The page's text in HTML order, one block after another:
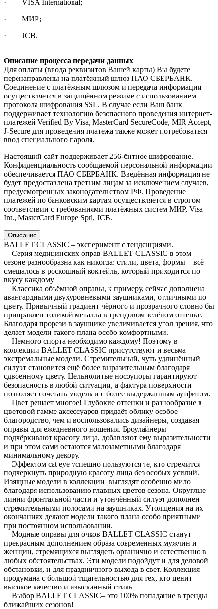
· VISA International;
· МИР;
· JCB.
Описание процесса передачи данных
Для оплаты (ввода реквизитов Вашей карты) Вы будете
перенаправлены на платёжный шлюз ПАО СБЕРБАНК.
Соединение с платёжным шлюзом и передача информации
осуществляется в защищённом режиме с использованием
протокола шифрования SSL. В случае если Ваш банк
поддерживает технологию безопасного проведения интернет-
платежей Verified By Visa, MasterCard SecureCode, MIR Accept,
J-Secure для проведения платежа также может потребоваться
ввод специального пароля.
Настоящий сайт поддерживает 256-битное шифрование.
Конфиденциальность сообщаемой персональной информации
обеспечивается ПАО СБЕРБАНК. Введённая информация не
будет предоставлена третьим лицам за исключением случаев,
предусмотренных законодательством РФ. Проведение
платежей по банковским картам осуществляется в строгом
соответствии с требованиями платёжных систем МИР, Visa
Int., MasterCard Europe Sprl, JCB.
Описание
BALLET CLASSIC – эксперимент с тенденциями.
Серия медицинских оправ BALLET CLASSIC в этом
сезоне разнообразна как никогда: стили, цвета, формы – всё
смешалось в роскошный коктейль, который приходится по
вкусу каждому.
Классика объёмной оправы, к примеру, сейчас дополнена
авангардными двухуровневыми заушниками, отличными по
цвету. Привычный градиент чёрного и прозрачного словно бы
приправлен толикой металла в трендовом зелёном оттенке.
Благодаря прорези в заушнике увеличивается угол зрения, что
делает модели такого плана особо комфортными.
Немного спорта необходимо каждому! Поэтому в
коллекции BALLET CLASSIC присутствуют и весьма
экстремальные модели. Стремительный, чуть удлинённый
силуэт становится ещё более выразительным благодаря
сдвоенному цвету. Цельнолитые носоупоры гарантируют
безопасность в любой ситуации, а фактура поверхности
позволяет сочетать модель и с более выдержанным аутфитом.
Цвет решает многое! Глубокие оттенки и разнообразие в
цветовой гамме аксессуаров придаёт облику особое
благородство, чем и воспользовались дизайнеры, создавая
оправы для ежедневного ношения. Броулайнеры
подчёркивают красоту лица, добавляют ему выразительности
и при этом сами остаются малозаметными благодаря
минимальному декору.
Эффектом cat eye успешно пользуются те, кто стремится
подчеркнуть природную красоту лица без особых усилий.
Изящные модели в коллекции выглядят особенно мило
благодаря использованию главных цветов сезона. Округлые
линии фронтальной части и утончённый силуэт дополнен
стремительными полосами на заушниках. Утолщения на их
окончаниях делают модели такого плана особо приятными
при постоянном использовании.
Модные оправы для очков BALLET CLASSIC станут
прекрасным дополнением образа современных мужчин и
женщин, стремящихся выглядеть органично и естественно в
любых обстоятельствах. Эти модели подойдут и для деловой
обстановки, и для праздничного выхода в свет. Коллекция
продумана с большой тщательностью для тех, кто ценит
высокое качество и изысканный стиль.
Выбор BALLET CLASSIC– это 100% попадание в тренды
ближайших сезонов!